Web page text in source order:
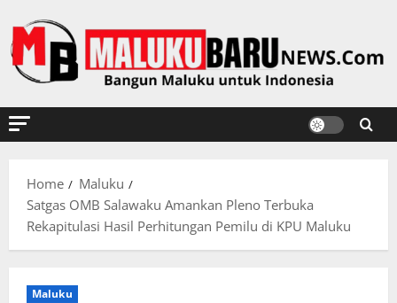
to
content
Home
Maluku
Satgas OMB Salawaku Amankan Pleno Terbuka
Rekapitulasi Hasil Perhitungan Pemilu di KPU Maluku
Maluku